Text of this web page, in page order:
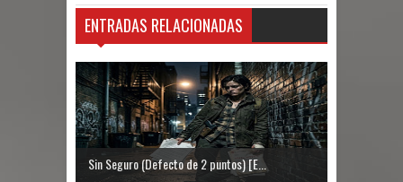
ENTRADAS RELACIONADAS
Sin Seguro (Defecto de 2 puntos) [E...